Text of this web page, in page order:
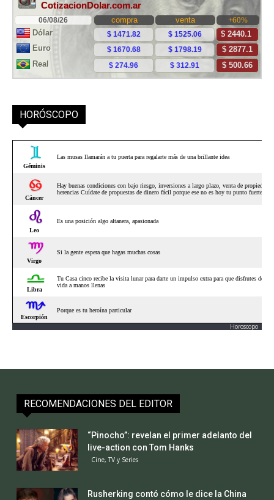
HORÓSCOPO
Horoscopo
RECOMENDACIONES DEL EDITOR
“Pinocho”: revelan el primer adelanto del
live-action con Tom Hanks
Cine, TV y Series
Rusherking contó cómo le dice la China